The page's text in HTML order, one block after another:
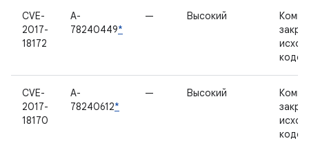
CVE-
2017-
18172
A-
78240449*
— Высокий
кодом
CVE-
2017-
18170
A-
78240612*
— Высокий
кодом